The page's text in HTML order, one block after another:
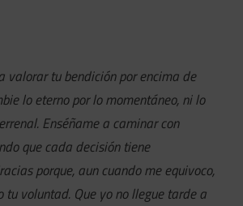
valorar tu bendición por encima de
lo eterno por lo momentáneo, ni lo
Enséñame a caminar con
que cada decisión tiene
porque, aun cuando me equivoco,
tu voluntad. Que yo no llegue tarde a